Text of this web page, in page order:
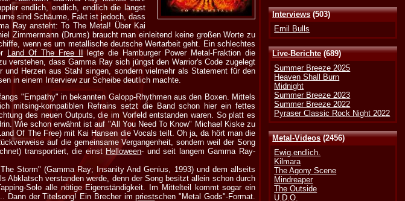
Interviews(503)
Emil Bulls
Live-Berichte(689)
Summer Breeze 2025
Heaven Shall Burn
Midnight
Summer Breeze 2023
Summer Breeze 2022
Pyraser Classic Rock Night 2022
Metal-Videos(2456)
Ewig.endlich.
Kilmara
The Agony Scene
Mindreaper
The Outside
U.D.O.
endlich, endlich, endlich die längst
sind Schäume, Fakt ist jedoch, dass
Ray ansteht: To The Metal! Über Kai
Zimmermann (Drums) braucht man einleitend keine großen Worte zu
wenn es um metallische deutsche Wertarbeit geht. Ein schlechtes
Land Of The Free II
legte die Hamburger Power Metal-Fraktion die
verstehen, dass Gamma Ray sich jüngst den Warrior's Code zugelegt
Herzen aus Stahl singen, sondern vielmehr als Statement für den
in einem Interview zur Scheibe deutlich machte.
"Empathy" in bekannten Galopp-Rhythmen aus den Boxen. Mittels
mitsing-kompatiblen Refrains setzt die Band schon hier ein fettes
des neuen Outputs, die im Vorfeld entstanden waren. So platt es
Wie schon erwähnt ist auf "All You Need To Know" Michael Kiske zu
Of The Free) mit Kai Hansen die Vocals teilt. Oh ja, da hört man die
auf die gemeinsame Vergangenheit, sondern weil der Song
transportiert, die einst Helloween- und seit langem Gamma Ray-
Storm" (Gamma Ray; Insanity And Genius, 1993) und dem allseits
Abklatsch verstanden werde, denn der Song besitzt allein schon durch
Solo alle nötige Eigenständigkeit. Im Mittelteil kommt sogar ein
Dann der Titelsong! Ein Brecher impriestschen "Metal Gods"-Format.